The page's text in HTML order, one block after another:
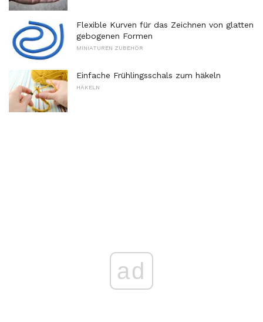
Flexible Kurven für das Zeichnen von glatten
gebogenen Formen
MINIATUREN ZUBEHÖR
Einfache Frühlingsschals zum häkeln
HÄKELN
ad